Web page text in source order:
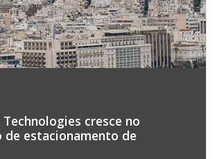
cresce no
de estacionamento de